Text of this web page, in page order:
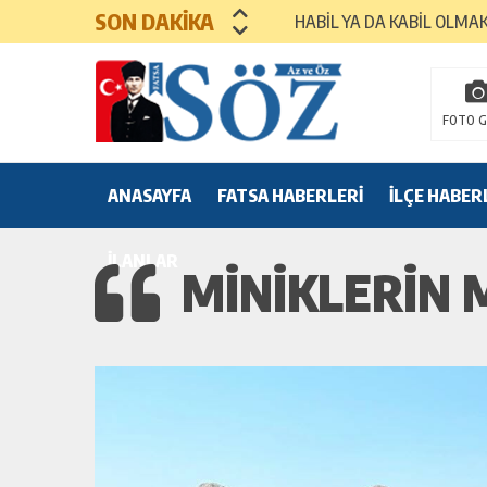
SON DAKİKA
HABİL YA DA KABİL
MEZUNİYET TÖRENLERİ
FOTO
ANASAYFA FATSA HABERLERİ İLÇE
İLANLAR MİNİKLERİN